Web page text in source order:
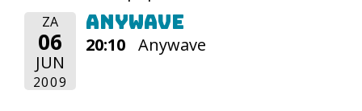
ZA
06
JUN
2009
Anywave
20:10 Anywave